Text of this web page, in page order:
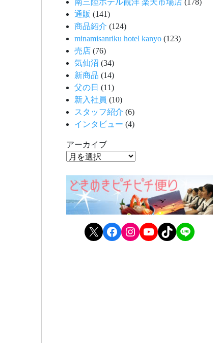
南三陸ホテル観洋 楽天市場店 (178)
通販 (141)
商品紹介 (124)
minamisanriku hotel kanyo (123)
売店 (76)
気仙沼 (34)
新商品 (14)
父の日 (11)
新入社員 (10)
スタッフ紹介 (6)
インタビュー (4)
アーカイブ
X Facebook Instagram YouTube TikTok LINE